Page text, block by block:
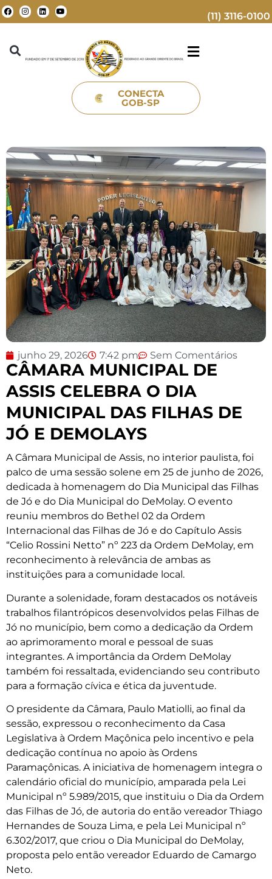
(11) 3116-0100
CONECTA
GOB-SP
junho 29, 2026 7:42 pm Sem Comentários
CÂMARA MUNICIPAL DE
ASSIS CELEBRA O DIA
MUNICIPAL DAS FILHAS DE
JÓ E DEMOLAYS
A Câmara Municipal de Assis, no interior paulista, foi
palco de uma sessão solene em 25 de junho de 2026,
dedicada à homenagem do Dia Municipal das Filhas
de Jó e do Dia Municipal do DeMolay. O evento
reuniu membros do Bethel 02 da Ordem
Internacional das Filhas de Jó e do Capítulo Assis
“Celio Rossini Netto” nº 223 da Ordem DeMolay, em
reconhecimento à relevância de ambas as
instituições para a comunidade local.
Durante a solenidade, foram destacados os notáveis
trabalhos filantrópicos desenvolvidos pelas Filhas de
Jó no município, bem como a dedicação da Ordem
ao aprimoramento moral e pessoal de suas
integrantes. A importância da Ordem DeMolay
também foi ressaltada, evidenciando seu contributo
para a formação cívica e ética da juventude.
O presidente da Câmara, Paulo Matiolli, ao final da
sessão, expressou o reconhecimento da Casa
Legislativa à Ordem Maçônica pelo incentivo e pela
dedicação contínua no apoio às Ordens
Paramaçônicas. A iniciativa de homenagem integra o
calendário oficial do município, amparada pela Lei
Municipal nº 5.989/2015, que instituiu o Dia da Ordem
das Filhas de Jó, de autoria do então vereador Thiago
Hernandes de Souza Lima, e pela Lei Municipal nº
6.302/2017, que criou o Dia Municipal do DeMolay,
proposta pelo então vereador Eduardo de Camargo
Neto.